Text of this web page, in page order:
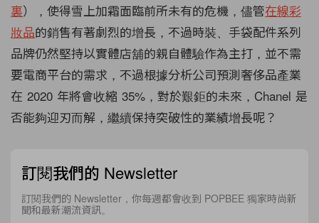
裏），使得雪上加霜面臨前所未有的危機，儘管在線彩
妝品的銷售有著劇烈的增長，不過時裝、手袋配件系列
品牌仍然堅持以實體店舖的親自體驗作為主打，並不需
要電商平台的需求，不過根據分析公司預測奢侈品產業
在 2020 年將會收縮 35%，對於艱鉅的未來，Chanel 是
否能夠迎刃而解，繼續保持突破性的業績增長呢？
訂閱我們的 Newsletter
訂閱我們的 Newsletter，你每週都會收到 POPBEE 獨家時尚新
聞和最新潮流資訊。